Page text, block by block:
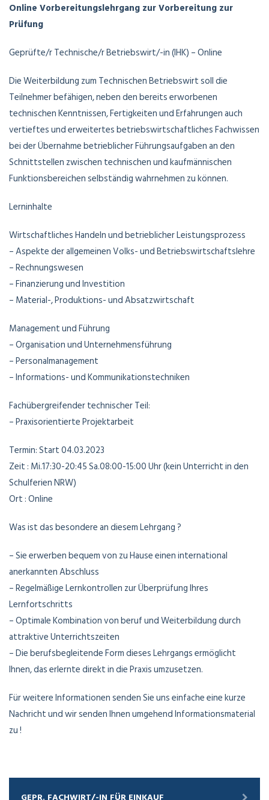
Online Vorbereitungslehrgang zur Vorbereitung zur
Prüfung
Geprüfte/r Technische/r Betriebswirt/-in (IHK) – Online
Die Weiterbildung zum Technischen Betriebswirt soll die
Teilnehmer befähigen, neben den bereits erworbenen
technischen Kenntnissen, Fertigkeiten und Erfahrungen auch
vertieftes und erweitertes betriebswirtschaftliches Fachwissen
bei der Übernahme betrieblicher Führungsaufgaben an den
Schnittstellen zwischen technischen und kaufmännischen
Funktionsbereichen selbständig wahrnehmen zu können.
Lerninhalte
Wirtschaftliches Handeln und betrieblicher Leistungsprozess
– Aspekte der allgemeinen Volks- und Betriebswirtschaftslehre
– Rechnungswesen
– Finanzierung und Investition
– Material-, Produktions- und Absatzwirtschaft
Management und Führung
– Organisation und Unternehmensführung
– Personalmanagement
– Informations- und Kommunikationstechniken
Fachübergreifender technischer Teil:
– Praxisorientierte Projektarbeit
Termin: Start 04.03.2023
Zeit : Mi.17:30-20:45 Sa.08:00-15:00 Uhr (kein Unterricht in den
Schulferien NRW)
Ort : Online
Was ist das besondere an diesem Lehrgang ?
– Sie erwerben bequem von zu Hause einen international
anerkannten Abschluss
– Regelmäßige Lernkontrollen zur Überprüfung Ihres
Lernfortschritts
– Optimale Kombination von beruf und Weiterbildung durch
attraktive Unterrichtszeiten
– Die berufsbegleitende Form dieses Lehrgangs ermöglicht
Ihnen, das erlernte direkt in die Praxis umzusetzen.
Für weitere Informationen senden Sie uns einfache eine kurze
Nachricht und wir senden Ihnen umgehend Informationsmaterial
zu !